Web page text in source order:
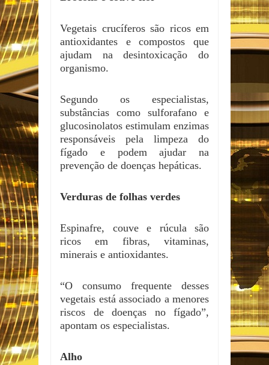
Vegetais crucíferos são ricos em
antioxidantes e compostos que
ajudam na desintoxicação do
organismo.
Segundo os especialistas,
substâncias como sulforafano e
glucosinolatos estimulam enzimas
responsáveis pela limpeza do
fígado e podem ajudar na
prevenção de doenças hepáticas.
Verduras de folhas verdes
Espinafre, couve e rúcula são
ricos em fibras, vitaminas,
minerais e antioxidantes.
“O consumo frequente desses
vegetais está associado a menores
riscos de doenças no fígado”,
apontam os especialistas.
Alho